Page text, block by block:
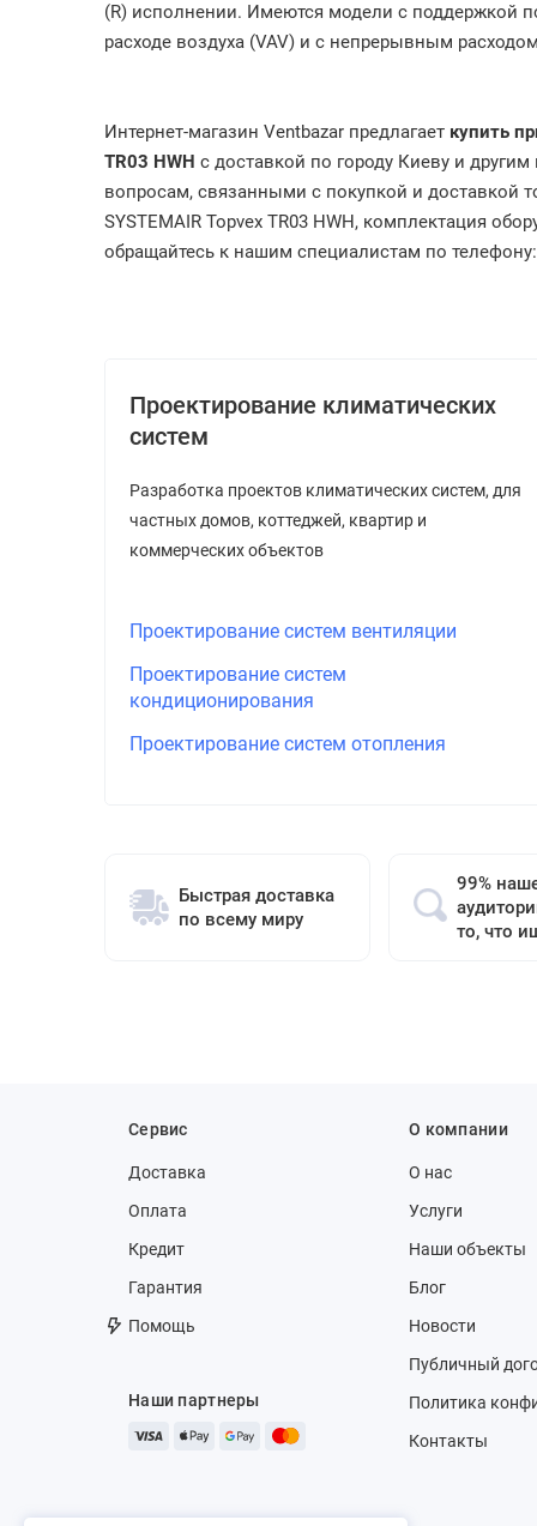
(R) исполнении. Имеются модели с поддержкой
расходе воздуха (VAV) и c непрерывным
Интернет-магазин Ventbazar предлагает купить
TR03 HWH с доставкой по городу Киеву и
вопросам, связанными с покупкой и доставкой
SYSTEMAIR Topvex TR03 HWH, комплектация
обращайтесь к нашим специалистам по телефону:
Проектирование климатических
систем
Разработка проектов климатических систем, для
частных домов, коттеджей, квартир и
коммерческих объектов
Проектирование систем вентиляции
Проектирование систем
кондиционирования
Проектирование систем отопления
Быстрая доставка
по всему миру
99%
то, что
Сервис
Доставка
Оплата
Кредит
Гарантия
Помощь
Наши партнеры
О компании
О нас
Услуги
Наши объекты
Блог
Новости
Публичный
Политика
Контакты